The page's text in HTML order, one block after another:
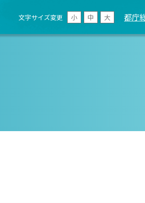
文字サイズ変更 小 中 大 都庁